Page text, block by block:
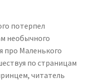
потерпел
необычного
про Маленького
по страницам
читатель